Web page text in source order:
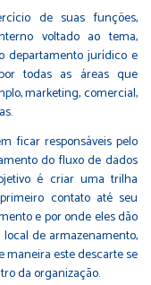
de suas funções,
voltado ao tema,
departamento jurídico e
todas as áreas que
marketing, comercial,
ficar responsáveis pelo
do fluxo de dados
é criar uma trilha
contato até seu
e por onde eles dão
de armazenamento,
este descarte se
da organização.